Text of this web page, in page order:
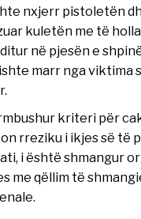
nxjerr pistoletën
kuletën me të
në pjesën e
marr nga
kriteri për
rreziku i ikjes së të
i është shmangur
me qëllim të